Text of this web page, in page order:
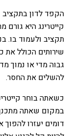
הקפד לדון בתקציב
קייטרינג היא גורם
תקציב ולעמוד בו.
שירותים הכולל
גבוה מדי או נמוך
להשלים את החסר.
כשאתה בוחר
במקום שאתה מתכנן
דומים יעזרו